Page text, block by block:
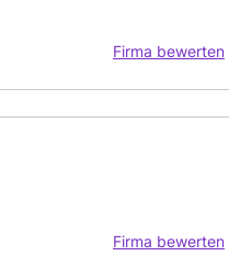
Firma bewerten
Firma bewerten